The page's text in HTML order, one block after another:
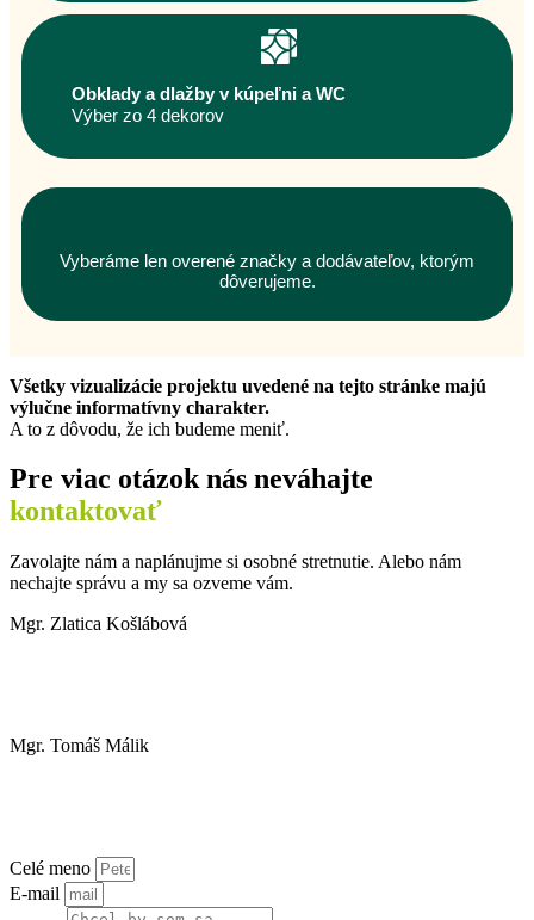
Obklady a dlažby v kúpeľni a WC
Výber zo 4 dekorov
Vyberáme len overené značky a dodávateľov, ktorým
dôverujeme.
Všetky vizualizácie projektu uvedené na tejto stránke majú
výlučne informatívny charakter.
A to z dôvodu, že ich budeme meniť.
Pre viac otázok nás neváhajte
kontaktovať
Zavolajte nám a naplánujme si osobné stretnutie. Alebo nám
nechajte správu a my sa ozveme vám.
Mgr. Zlatica Košlábová
Mgr. Tomáš Málik
Celé meno
E-mail